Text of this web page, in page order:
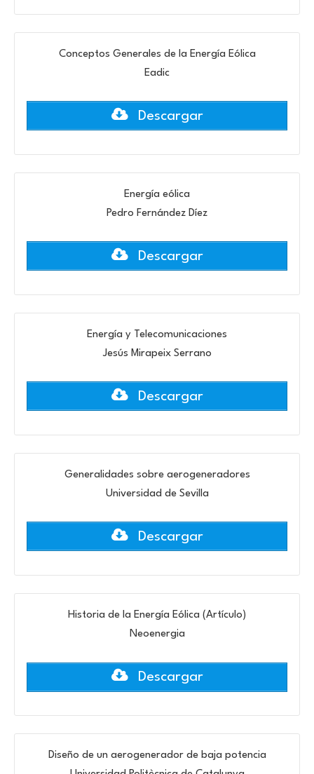
Conceptos Generales de la Energía Eólica
Eadic
Descargar
Energía eólica
Pedro Fernández Díez
Descargar
Energía y Telecomunicaciones
Jesús Mirapeix Serrano
Descargar
Generalidades sobre aerogeneradores
Universidad de Sevilla
Descargar
Historia de la Energía Eólica (Artículo)
Neoenergia
Descargar
Diseño de un aerogenerador de baja potencia